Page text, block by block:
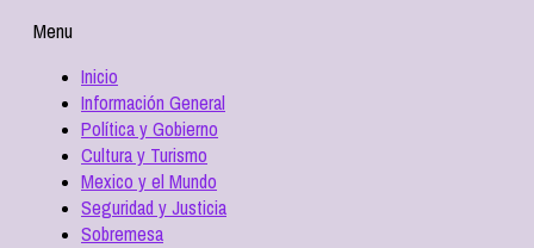
Menu
Inicio
Información General
Política y Gobierno
Cultura y Turismo
Mexico y el Mundo
Seguridad y Justicia
Sobremesa